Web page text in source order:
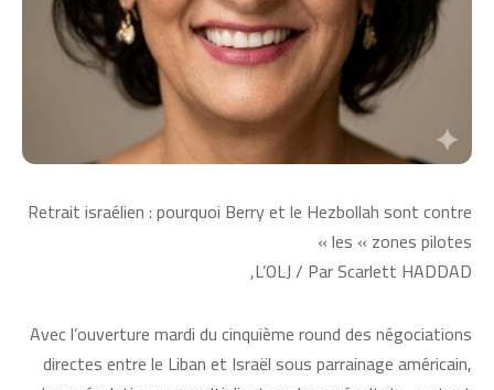
Retrait israélien : pourquoi Berry et le Hezbollah sont contre
les « zones pilotes »
L’OLJ / Par Scarlett HADDAD,
Avec l’ouverture mardi du cinquième round des négociations
directes entre le Liban et Israël sous parrainage américain,